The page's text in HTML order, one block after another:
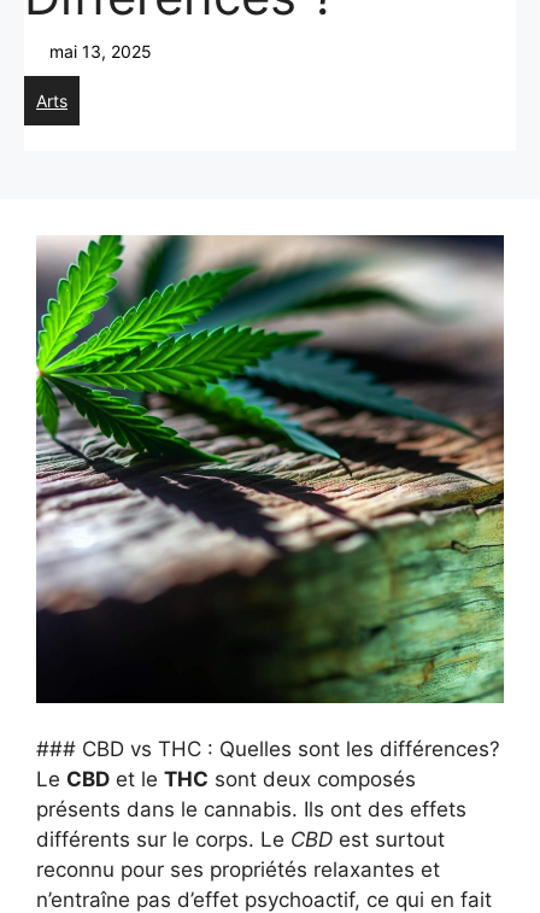
mai 13, 2025
Arts
### CBD vs THC : Quelles sont les différences?
Le CBD et le THC sont deux composés
présents dans le cannabis. Ils ont des effets
différents sur le corps. Le CBD est surtout
reconnu pour ses propriétés relaxantes et
n’entraîne pas d’effet psychoactif, ce qui en fait